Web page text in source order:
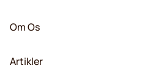
Om Os
Artikler